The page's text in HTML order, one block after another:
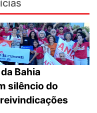
Bahia
silêncio do